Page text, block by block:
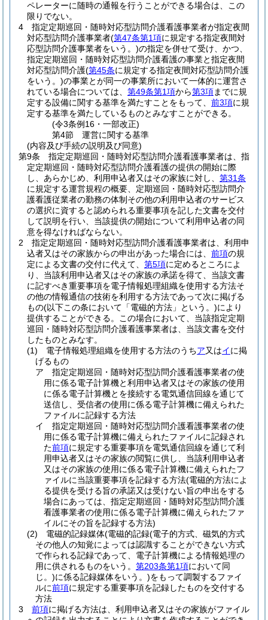
ペレーターに随時の通報を行うことができる場合は、この
限りでない。
4
指定定期巡回・随時対応型訪問介護看護事業者が指定夜間
対応型訪問介護事業者(第47条第1項に規定する指定夜間対
応型訪問介護事業者をいう。)の指定を併せて受け、かつ、
指定定期巡回・随時対応型訪問介護看護の事業と指定夜間
対応型訪問介護(第45条に規定する指定夜間対応型訪問介護
をいう。)の事業とが同一の事業所において一体的に運営さ
れている場合については、 第49条第1項から第3項までに規
定する設備に関する基準を満たすことをもって、 前3項に規
定する基準を満たしているものとみなすことができる。
(令3条例16・一部改正)
第4節
運営に関する基準
(内容及び手続の説明及び同意)
第9条
指定定期巡回・随時対応型訪問介護看護事業者は、指
定定期巡回・随時対応型訪問介護看護の提供の開始に際
し、あらかじめ、利用申込者又はその家族に対し、 第31条
に規定する運営規程の概要、定期巡回・随時対応型訪問介
護看護従業者の勤務の体制その他の利用申込者のサービス
の選択に資すると認められる重要事項を記した文書を交付
して説明を行い、当該提供の開始について利用申込者の同
意を得なければならない。
2
指定定期巡回・随時対応型訪問介護看護事業者は、利用申
込者又はその家族からの申出があった場合には、 前項の規
定による文書の交付に代えて、 第5項に定めるところによ
り、当該利用申込者又はその家族の承諾を得て、当該文書
に記すべき重要事項を電子情報処理組織を使用する方法そ
の他の情報通信の技術を利用する方法であって次に掲げる
もの(以下この条において「電磁的方法」という。)により
提供することができる。
この場合において、当該指定定期
巡回・随時対応型訪問介護看護事業者は、当該文書を交付
したものとみなす。
(1)
電子情報処理組織を使用する方法のうちア又はイに掲
げるもの
ア
指定定期巡回・随時対応型訪問介護看護事業者の使
用に係る電子計算機と利用申込者又はその家族の使用
に係る電子計算機とを接続する電気通信回線を通じて
送信し、受信者の使用に係る電子計算機に備えられた
ファイルに記録する方法
イ
指定定期巡回・随時対応型訪問介護看護事業者の使
用に係る電子計算機に備えられたファイルに記録され
た前項に規定する重要事項を電気通信回線を通じて利
用申込者又はその家族の閲覧に供し、当該利用申込者
又はその家族の使用に係る電子計算機に備えられたフ
ァイルに当該重要事項を記録する方法(電磁的方法によ
る提供を受ける旨の承諾又は受けない旨の申出をする
場合にあっては、指定定期巡回・随時対応型訪問介護
看護事業者の使用に係る電子計算機に備えられたファ
イルにその旨を記録する方法)
(2)
電磁的記録媒体(電磁的記録(電子的方式、磁気的方式
その他人の知覚によっては認識することができない方式
で作られる記録であって、電子計算機による情報処理の
用に供されるものをいう。 第203条第1項において同
じ。)に係る記録媒体をいう。)をもって調製するファイ
ルに前項に規定する重要事項を記録したものを交付する
方法
3
前項に掲げる方法は、利用申込者又はその家族がファイル